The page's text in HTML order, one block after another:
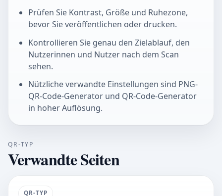
Prüfen Sie Kontrast, Größe und Ruhezone,
bevor Sie veröffentlichen oder drucken.
Kontrollieren Sie genau den Zielablauf, den
Nutzerinnen und Nutzer nach dem Scan
sehen.
Nützliche verwandte Einstellungen sind PNG-
QR-Code-Generator und QR-Code-Generator
in hoher Auflösung.
QR-TYP
Verwandte Seiten
QR-TYP